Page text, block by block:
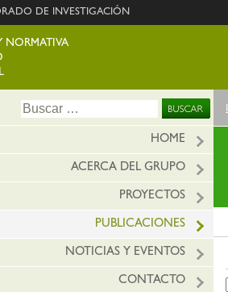
DE INVESTIGACIÓN
NORMATIVA
Buscar:
HOME
ACERCA DEL GRUPO
PROYECTOS
PUBLICACIONES
NOTICIAS Y EVENTOS
CONTACTO